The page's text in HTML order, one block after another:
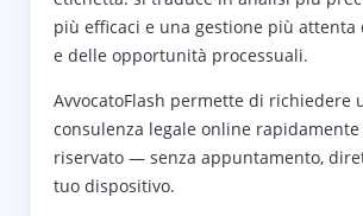
più efficaci e una gestione più attenta
e delle opportunità processuali.
AvvocatoFlash permette di richiedere
consulenza legale online
riservato — senza appuntamento,
tuo dispositivo.